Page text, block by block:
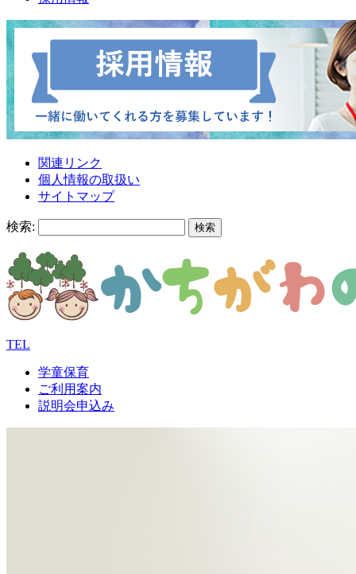
関連リンク
個人情報の取扱い
サイトマップ
検索:
TEL
学童保育
ご利用案内
説明会申込み